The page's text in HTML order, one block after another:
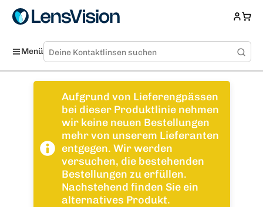
Menü
Aufgrund von Lieferengpässen
bei dieser Produktlinie nehmen
wir keine neuen Bestellungen
mehr von unserem Lieferanten
entgegen. Wir werden
versuchen, die bestehenden
Bestellungen zu erfüllen.
Nachstehend finden Sie ein
alternatives Produkt.